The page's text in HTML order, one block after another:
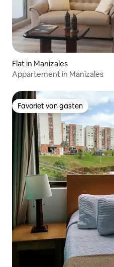
Flat in Manizales
Appartement in Manizales
Favoriet van gasten
Favoriet van gasten